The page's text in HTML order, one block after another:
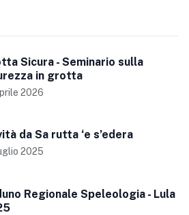
Sicura - Seminario sulla
in grotta
2026
da Sa rutta ‘e s’edera
2025
Regionale Speleologia - Lula